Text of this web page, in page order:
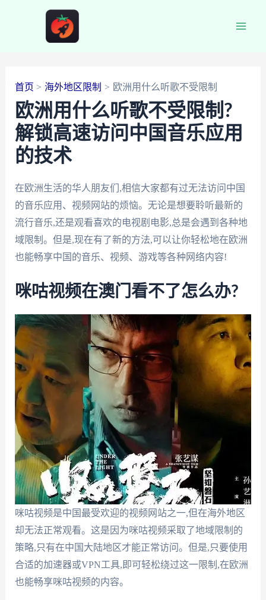
首页 海外地区限制 欧洲用什么听歌不受限制
欧洲用什么听歌不受限制?
解锁高速访问中国音乐应用
的技术
在欧洲生活的华人朋友们,相信大家都有过无法访问中国
的音乐应用、视频网站的烦恼。无论是想要聆听最新的
流行音乐,还是观看喜欢的电视剧电影,总是会遇到各种地
域限制。但是,现在有了新的方法,可以让你轻松地在欧洲
也能畅享中国的音乐、视频、游戏等各种网络内容!
咪咕视频在澳门看不了怎么办?
咪咕视频是中国最受欢迎的视频网站之一,但在海外地区
却无法正常观看。这是因为咪咕视频采取了地域限制的
策略,只有在中国大陆地区才能正常访问。但是,只要使用
合适的加速器或VPN工具,即可轻松绕过这一限制,在欧洲
也能畅享咪咕视频的内容。